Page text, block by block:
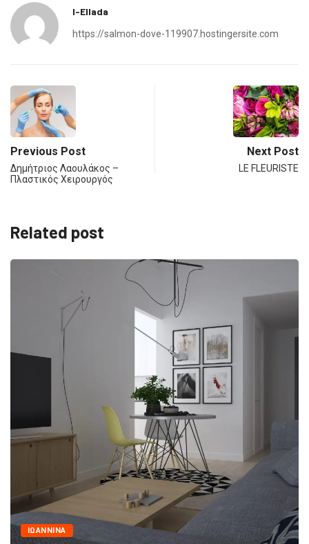
I-Ellada
https://salmon-dove-119907.hostingersite.com
Previous Post
Δημήτριος Λαουλάκος –
Πλαστικός Χειρουργός
Next Post
LE FLEURISTE
Related post
ΙΩΑΝΝΙΝΑ